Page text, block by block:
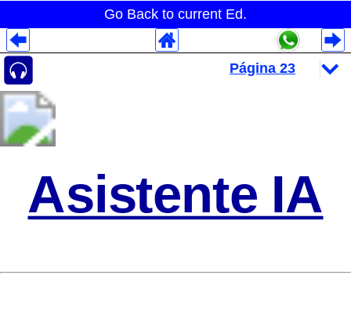
Go Back to current Ed.
Asistente IA
Despliegues Analytics
Despliegues Totales
Despliegues por Rubros